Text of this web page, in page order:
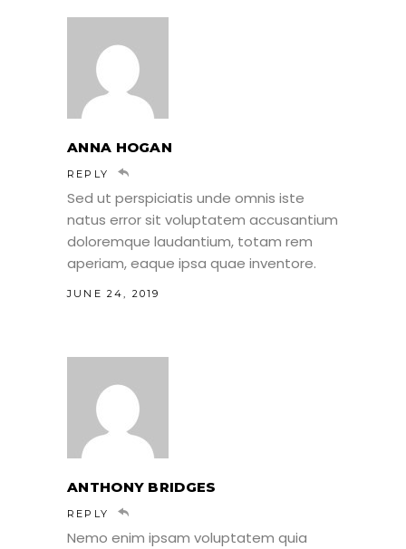
ANNA HOGAN
REPLY
Sed ut perspiciatis unde omnis iste
natus error sit voluptatem accusantium
doloremque laudantium, totam rem
aperiam, eaque ipsa quae inventore.
JUNE 24, 2019
ANTHONY BRIDGES
REPLY
Nemo enim ipsam voluptatem quia